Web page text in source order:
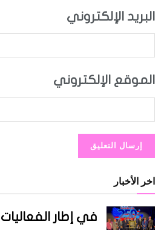
البريد الإلكتروني
الموقع الإلكتروني
اخر الأخبار
في إطار